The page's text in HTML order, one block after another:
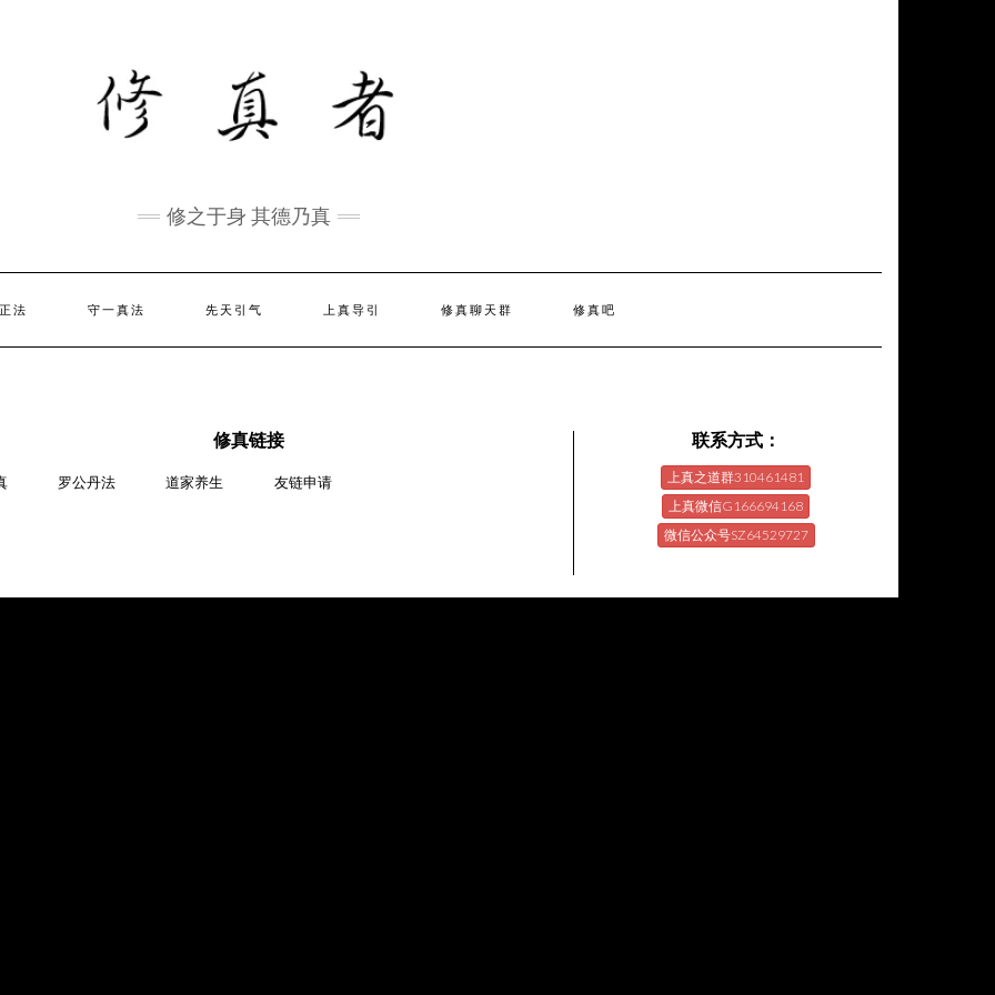
修之于身 其德乃真
法 守一真法 先天引气 上真导引 修真聊天群 修真吧
修真链接
罗公丹法 道家养生 友链申请
联系方式：
上真之道群310461481
上真微信G166694168
微信公众号SZ64529727